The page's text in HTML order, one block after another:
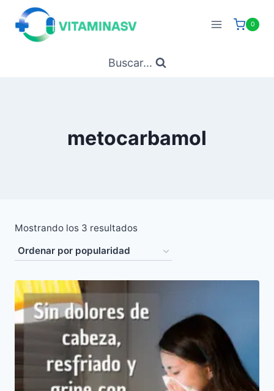
Saltar
contenido
0
Buscar...
metocarbamol
Mostrando los 3 resultadosOrdenado
popularidad